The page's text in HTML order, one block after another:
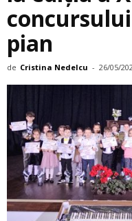
pian
de Cristina Nedelcu - 26/05/